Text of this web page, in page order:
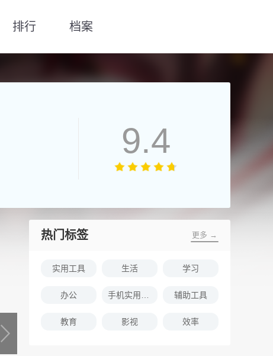
排行 档案
9.4
热门标签 更多 →
实用工具 生活 学习
办公 辅助工具
教育 影视 效率